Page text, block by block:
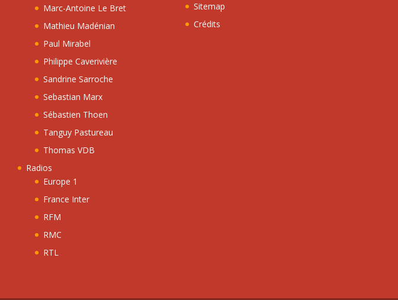
Marc-Antoine Le Bret
Mathieu Madénian
Paul Mirabel
Philippe Caverivière
Sandrine Sarroche
Sebastian Marx
Sébastien Thoen
Tanguy Pastureau
Thomas VDB
Radios
Europe 1
France Inter
RFM
RMC
RTL
Sitemap
Crédits